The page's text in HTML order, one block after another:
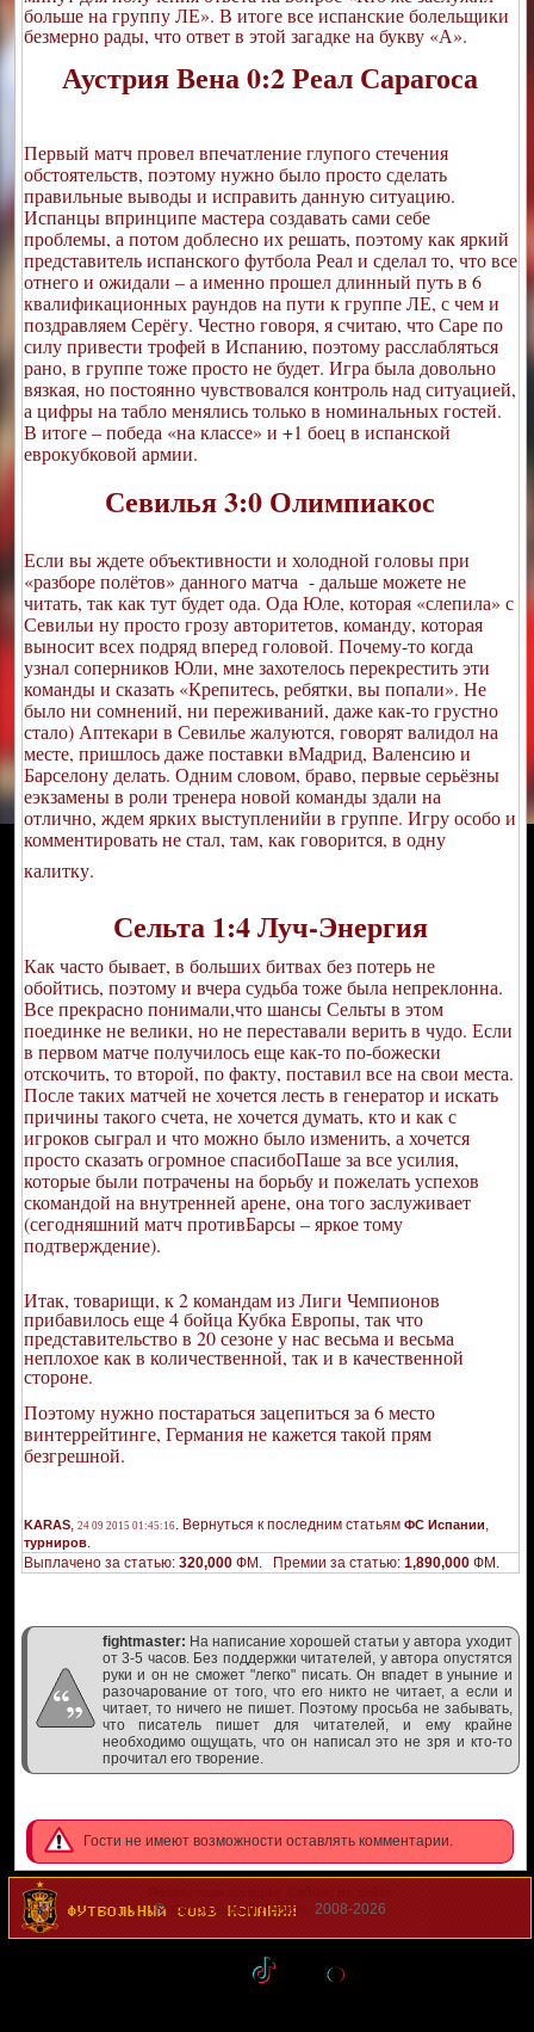
больше на группу ЛЕ». В итоге все испанские болельщики
безмерно рады, что ответ в этой загадке на букву «А».
Аустрия Вена 0:2 Реал Сарагоса
Первый матч провел впечатление глупого стечения
обстоятельств, поэтому нужно было просто сделать
правильные выводы и исправить данную ситуацию.
Испанцы впринципе мастера создавать сами себе
проблемы, а потом доблесно их решать, поэтому как яркий
представитель испанского футбола Реал и сделал то, что все
отнего и ожидали – а именно прошел длинный путь в 6
квалификационных раундов на пути к группе ЛЕ, с чем и
поздравляем Серёгу. Честно говоря, я считаю, что Саре по
силу привести трофей в Испанию, поэтому расслабляться
рано, в группе тоже просто не будет. Игра была довольно
вязкая, но постоянно чувствовался контроль над ситуацией,
а цифры на табло менялись только в номинальных гостей.
В итоге – победа «на классе» и +1 боец в испанской
еврокубковой армии.
Севилья 3:0 Олимпиакос
Если вы ждете объективности и холодной головы при
«разборе полётов» данного матча - дальше можете не
читать, так как тут будет ода. Ода Юле, которая «слепила» с
Севильи ну просто грозу авторитетов, команду, которая
выносит всех подряд вперед головой. Почему-то когда
узнал соперников Юли, мне захотелось перекрестить эти
команды и сказать «Крепитесь, ребятки, вы попали». Не
было ни сомнений, ни переживаний, даже как-то грустно
стало) Аптекари в Севилье жалуются, говорят валидол на
месте, пришлось даже поставки вМадрид, Валенсию и
Барселону делать. Одним словом, браво, первые серьёзны
еэкзамены в роли тренера новой команды здали на
отлично, ждем ярких выступленийи в группе. Игру особо и
комментировать не стал, там, как говорится, в одну
калитку.
Сельта 1:4 Луч-Энергия
Как часто бывает, в больших битвах без потерь не
обойтись, поэтому и вчера судьба тоже была непреклонна.
Все прекрасно понимали,что шансы Сельты в этом
поединке не велики, но не переставали верить в чудо. Если
в первом матче получилось еще как-то по-божески
отскочить, то второй, по факту, поставил все на свои места.
После таких матчей не хочется лесть в генератор и искать
причины такого счета, не хочется думать, кто и как с
игроков сыграл и что можно было изменить, а хочется
просто сказать огромное спасибоПаше за все усилия,
которые были потрачены на борьбу и пожелать успехов
скомандой на внутренней арене, она того заслуживает
(сегодняшний матч противБарсы – яркое тому
подтверждение).
Итак, товарищи, к 2 командам из Лиги Чемпионов
прибавилось еще 4 бойца Кубка Европы, так что
представительство в 20 сезоне у нас весьма и весьма
неплохое как в количественной, так и в качественной
стороне.
Поэтому нужно постараться зацепиться за 6 место
винтеррейтинге, Германия не кажется такой прям
безгрешной.
KARAS, 24 09 2015 01:45:16. Вернуться к последним статьям ФС Испании,
турниров.
Выплачено за статью: 320,000ФМ. Премии за статью: 1,890,000ФМ.
fightmaster: На написание хорошей статьи у автора уходит
от 3-5 часов. Без поддержки читателей, у автора опустятся
руки и он не сможет "легко" писать. Он впадет в уныние и
разочарование от того, что его никто не читает, а если и
читает, то ничего не пишет. Поэтому просьба не забывать,
что писатель пишет для читателей, и ему крайне
необходимо ощущать, что он написал это не зря и кто-то
прочитал его творение.
Гости не имеют возможности оставлять комментарии.
© Футбольный Легион 2008-2026